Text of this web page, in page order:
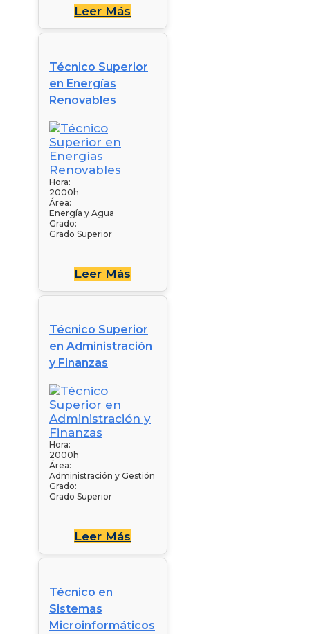
Leer Más
Técnico Superior
en Energías
Renovables
Hora:
2000h
Área:
Energía y Agua
Grado:
Grado Superior
Leer Más
Técnico Superior
en Administración
y Finanzas
Hora:
2000h
Área:
Administración y Gestión
Grado:
Grado Superior
Leer Más
Técnico en
Sistemas
Microinformáticos